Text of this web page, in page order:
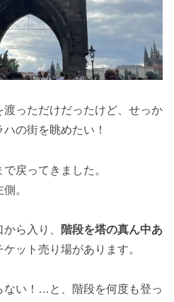
っただけだったけど、せっか
の街を眺めたい！
戻ってきました。
。
ら入り、
階段を塔の真ん中あ
ケット売り場があります。
ない！…と、階段を何度も登っ